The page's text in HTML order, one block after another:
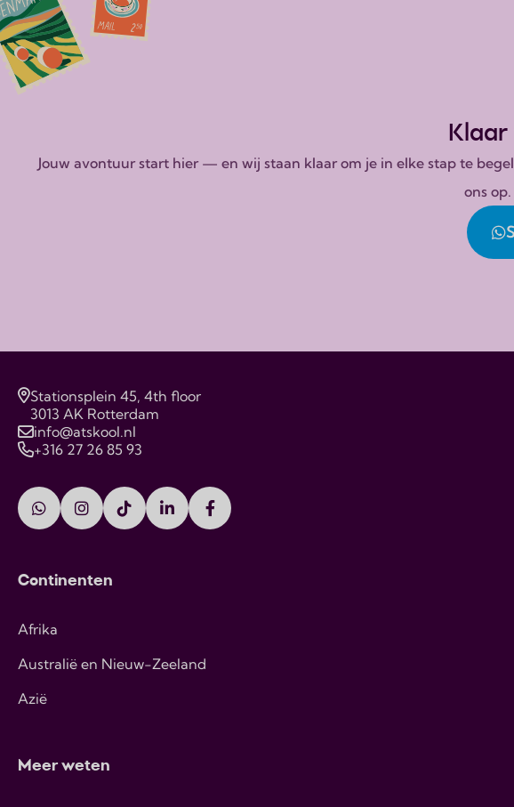
Jouw avontuur start hier — en wij staan klaar om je in elke stap te
ons
Stationsplein 45, 4th floor
3013 AK Rotterdam
info@atskool.nl
+316 27 26 85 93
Continenten
Afrika
Australië en Nieuw-Zeeland
Azië
Meer weten